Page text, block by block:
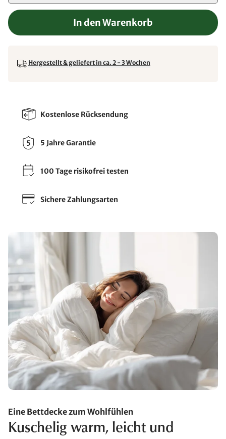
In den Warenkorb
Hergestellt & geliefert in ca. 2 - 3 Wochen
Kostenlose Rücksendung
5 Jahre Garantie
100 Tage risikofrei testen
Sichere Zahlungsarten
Eine Bettdecke zum Wohlfühlen
Kuschelig warm, leicht und